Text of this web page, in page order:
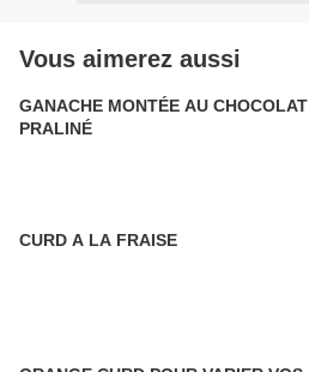
Vous aimerez aussi
GANACHE MONTÉE AU CHOCOLAT
PRALINÉ
CURD A LA FRAISE